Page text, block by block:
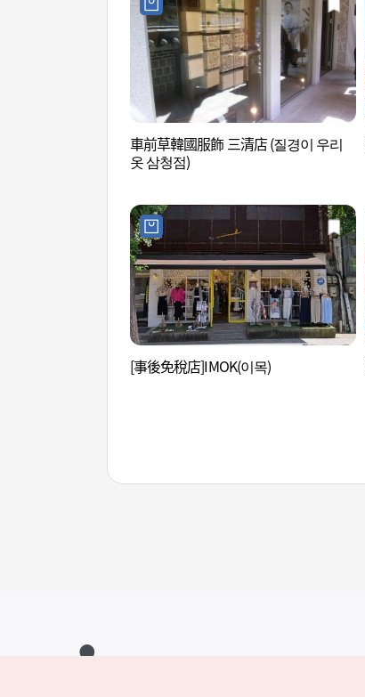
車前草韓國服飾 三清店 (질경이 우리
옷 삼청점)
[事後免稅店]IMOK(이목)